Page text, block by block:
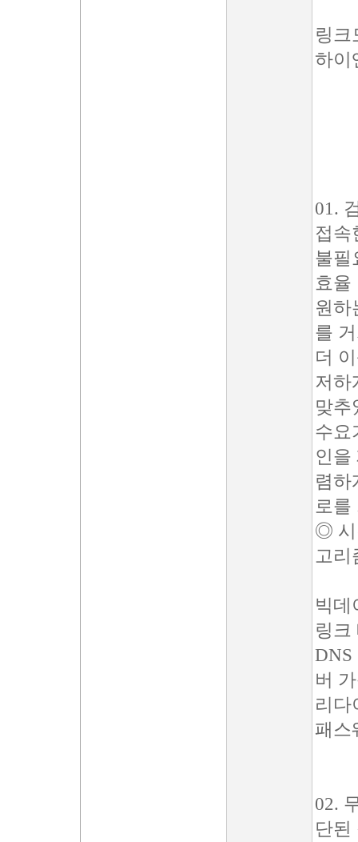
링크
하이
01.
접속
불필
효율
원하
를
더
저하
맞추
수요
인을
렴하
로
◎ 시
고리
빅데
링크
DNS
버
리다
패스
02.
단된